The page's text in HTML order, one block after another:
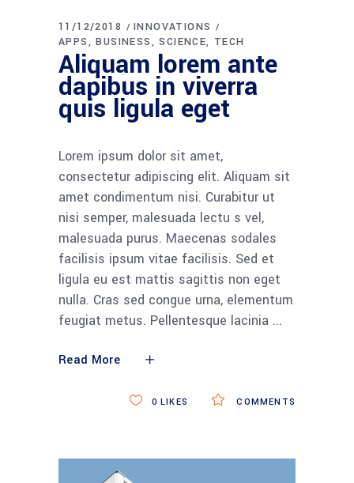
11/12/2018
INNOVATIONS
APPS
BUSINESS SCIENCE TECH
Aliquam lorem ante
dapibus in viverra
quis ligula eget
Lorem ipsum dolor sit amet,
consectetur adipiscing elit. Aliquam sit
amet condimentum nisi. Curabitur ut
nisi semper, malesuada lectu s vel,
malesuada purus. Maecenas sodales
facilisis ipsum vitae facilisis. Sed et
ligula eu est mattis sagittis non eget
nulla. Cras sed congue urna, elementum
feugiat metus. Pellentesque lacinia
Read More
COMMENTS
0 LIKES